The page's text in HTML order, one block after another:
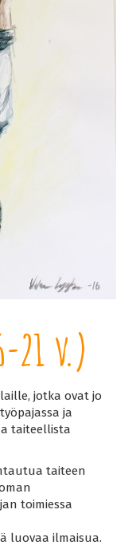
21 v.)
jotka ovat jo
ja
taiteellista
taiteen
toimiessa
luovaa ilmaisua.